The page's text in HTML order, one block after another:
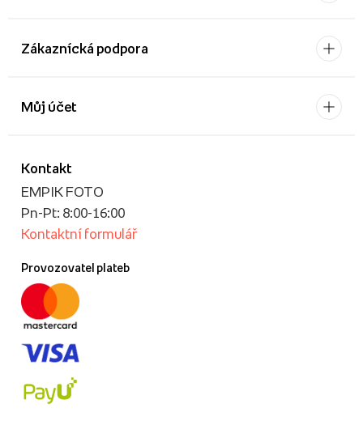
Zákaznícká podpora
Kontakt
EMPIK FOTO
Pn-Pt: 8:00-16:00
Kontaktní formulář
Provozovatel plateb
Můj účet